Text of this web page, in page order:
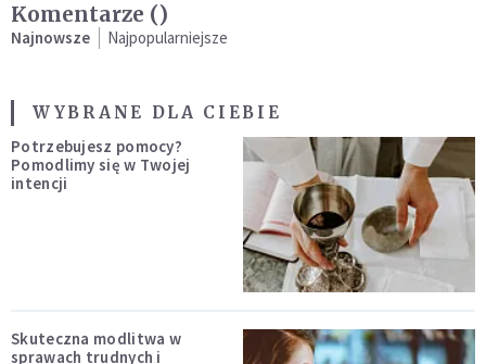
Komentarze ()
Najnowsze Najpopularniejsze
WYBRANE DLA CIEBIE
Potrzebujesz pomocy?
Pomodlimy się w Twojej
intencji
Skuteczna modlitwa w
sprawach trudnych i